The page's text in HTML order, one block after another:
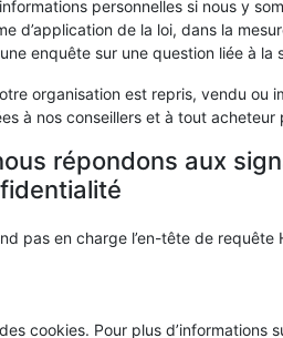
personnelles si nous y
d’application de la loi, dans la
enquête sur une question liée à la
organisation est repris, vendu ou
à nos conseillers et à tout
répondons aux
pas en charge l’en-tête de requête
cookies. Pour plus d’informations